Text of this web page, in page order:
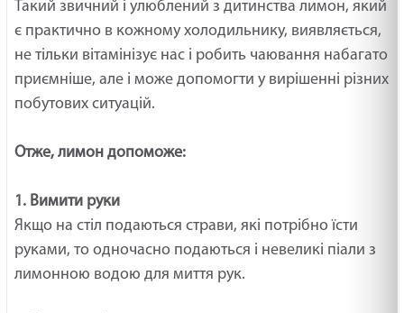
Такий звичний і улюблений з дитинства лимон, який
є практично в кожному холодильнику, виявляється,
не тільки вітамінізує нас і робить чаювання набагато
приємніше, але і може допомогти у вирішенні різних
побутових ситуацій.
Отже, лимон допоможе:
1. Вимити руки
Якщо на стіл подаються страви, які потрібно їсти
руками, то одночасно подаються і невеликі піали з
лимонною водою для миття рук.